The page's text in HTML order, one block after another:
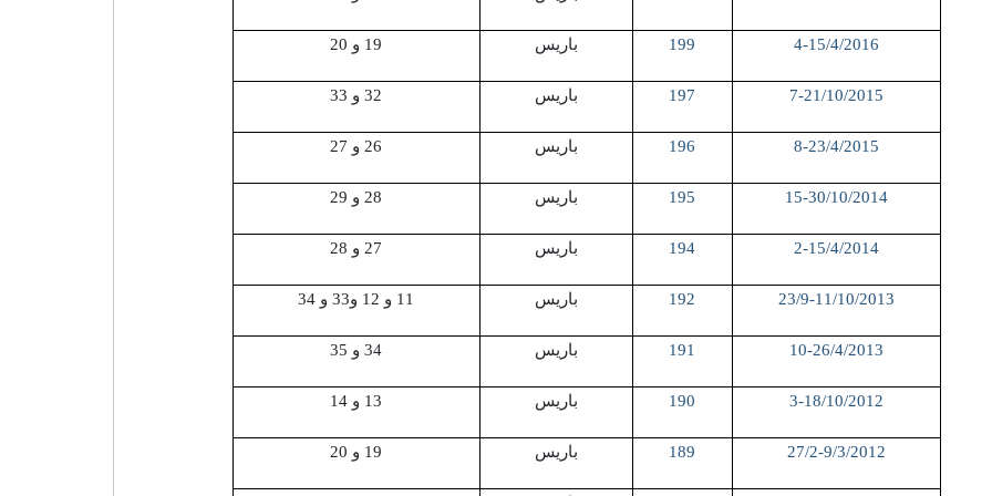
4-15/4/2016
199 باريس 19 و 20
7-21/10/2015
197 باريس 32 و 33
8-23/4/2015
196 باريس 26 و 27
15-30/10/2014
195 باريس 28 و 29
2-15/4/2014
194 باريس 27 و 28
23/9-11/10/2013
192 باريس 11 و 12 و33 و 34
10-26/4/2013
191 باريس 34 و 35
3-18/10/2012
190 باريس 13 و 14
27/2-9/3/2012
189 باريس 19 و 20